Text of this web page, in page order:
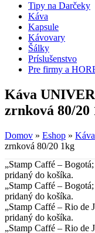
Tipy na Darčeky
Káva
Kapsule
Kávovary
Šálky
Príslušenstvo
Pre firmy a
Káva
zrnková 80/20
Domov » Eshop » Káva
zrnková 80/20 1kg
„Stamp Caffé –
pridaný do košíka.
„Stamp Caffé –
pridaný do košíka.
„Stamp Caffé – Rio de
pridaný do košíka.
„Stamp Caffé – Rio de